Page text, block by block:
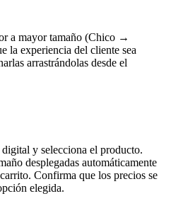
a mayor tamaño (Chico →
la experiencia del cliente sea
arrastrándolas desde el
y selecciona el producto.
desplegadas automáticamente
Confirma que los precios se
elegida.